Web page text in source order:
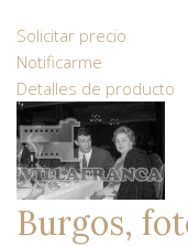
Solicitar precio
Notificarme
Detalles de producto
Burgos,